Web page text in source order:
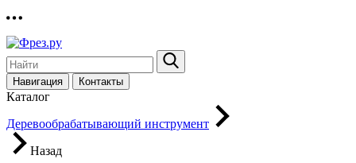
Навигация Контакты
Каталог
Деревообрабатывающий инструмент
Назад